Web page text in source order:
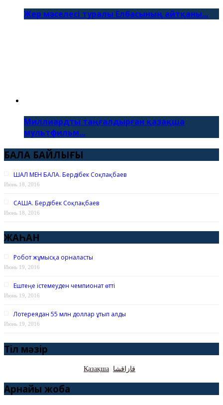
Жер мәселесі туралы Елбасының айтқаны...
Миллиардты таңғалдырған қазақша
мультфильм...
БАЛА БАЙЛЫҒЫ
ШАЛ МЕН БАЛА. Бердібек Соқпақбаев
Июнь 18, 2016
САША. Бердібек Соқпақбаев
Июнь 18, 2016
ЖАҺАН
Робот жұмысқа орналасты
Июнь 19, 2016
Ештеңе істемеуден чемпионат өтті
Июнь 19, 2016
Лотереядан 55 млн доллар ұтып алды
Июнь 19, 2016
Тіл мәзір
Қазақша قازاقشا
Арнайы жоба